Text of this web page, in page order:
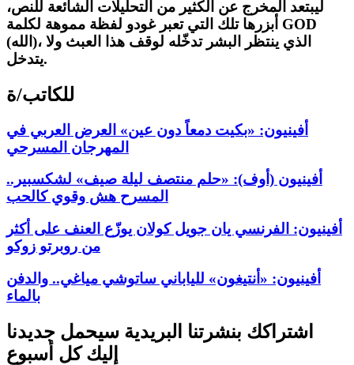
ليبتعد المخرج عن الكثير من التحليلات الشائعة للنص،
أبزرها تلك التي تعبر غودو لفظة مموهة لكلمة GOD
(الله)، الذي ينتظر البشر تدخّله لوقف هذا العبث ولا
يتدخل.
للكاتب/ة
أفينيون: «بكيت دمعاً دون عين» العرض العربي في
المهرجان المسرحي
أفينيون (أوف): «حلم منتصف ليلة صيف» لشكسبير..
المسرح هش وقوي كالحب
أفينيون: الفرنسي يان جويل كولان يوزّع العنف على أكثر
من روبرتو زوكو
أفينيون: «أنتيغون» للياباني ساتوشي مياغي.. والدفن
بالماء
اشتراكك بنشرتنا البريدية سيحمل جديدنا
إليك كل أسبوع